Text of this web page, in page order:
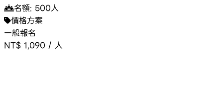
名額: 500人
價格方案
一般報名
NT$ 1,090 / 人